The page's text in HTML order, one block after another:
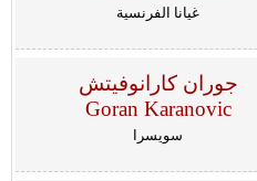
غيانا الفرنسية
جوران كارانوفيتش
Goran Karanovic
سويسرا